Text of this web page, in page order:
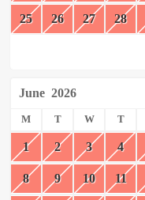
25 26 27 28
June 2026
M T W T
1 2 3 4
8 9 10 11